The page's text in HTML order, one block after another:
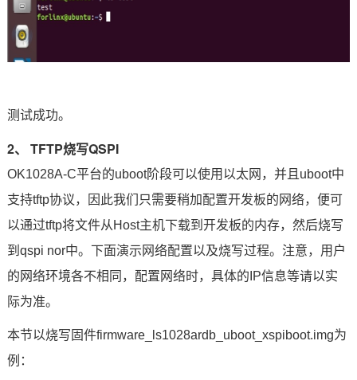
测试成功。
2、 TFTP烧写QSPI
OK1028A-C平台的uboot阶段可以使用以太网，并且uboot中
支持tftp协议，因此我们只需要稍加配置开发板的网络，便可
以通过tftp将文件从Host主机下载到开发板的内存，然后烧写
到qspi nor中。下面演示网络配置以及烧写过程。注意，用户
的网络环境各不相同，配置网络时，具体的IP信息等请以实
际为准。
本节以烧写固件firmware_ls1028ardb_uboot_xspiboot.img为
例：